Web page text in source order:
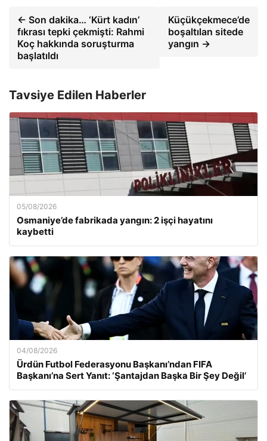
← Son dakika… ‘Kürt kadın’
fıkrası tepki çekmişti: Rahmi
Koç hakkında soruşturma
başlatıldı
Küçükçekmece’de
boşaltılan sitede
yangın →
Tavsiye Edilen Haberler
05/08/2026
Osmaniye’de fabrikada yangın: 2 işçi hayatını
kaybetti
04/08/2026
Ürdün Futbol Federasyonu Başkanı’ndan FIFA
Başkanı’na Sert Yanıt: ‘Şantajdan Başka Bir Şey Değil’